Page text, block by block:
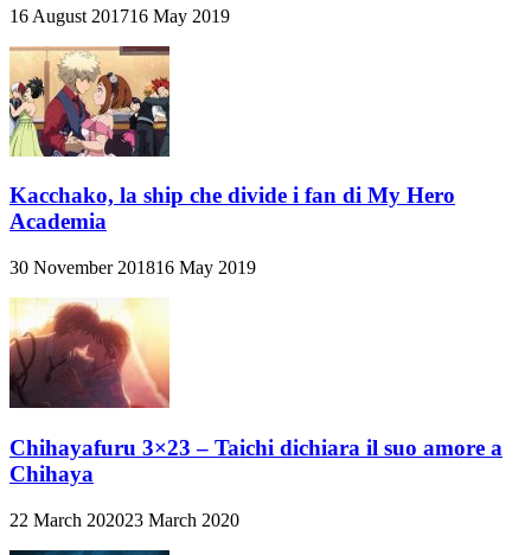
16 August 201716 May 2019
Kacchako, la ship che divide i fan di My Hero
Academia
30 November 201816 May 2019
Chihayafuru 3×23 – Taichi dichiara il suo amore a
Chihaya
22 March 202023 March 2020